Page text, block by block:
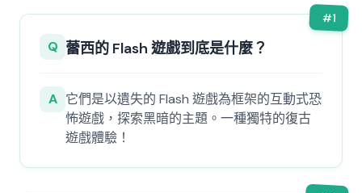
#1
Q 蕾西的 Flash 遊戲到底是什麼？
A 它們是以遺失的 Flash 遊戲為框架的互動式恐
怖遊戲，探索黑暗的主題。一種獨特的復古
遊戲體驗！